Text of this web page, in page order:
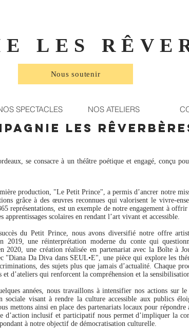
LES
Nous soutenir
SPECTACLES NOS ATELIERS
LES
se consacre à un théâtre poétique et engagé, conçu
production, "Le Petit Prince", a permis d’ancrer notre
grâce à des œuvres reconnues qui valorisent le vivre-
représentations, est un exemple de notre engagement à
apprentissages scolaires en rendant l’art vivant et accessible.
du Petit Prince, nous avons diversifié notre offre
2019, une réinterprétation moderne du conte qui
2020, une création réalisée en partenariat avec la Boîte à
"Diana Da Diva dans SEUL•E", une pièce qui explore les
des sujets plus que jamais d’actualité. Chaque
et d’ateliers qui renforcent la compréhension et la
années, nous travaillons à intensifier nos actions sur
sociale visant à rendre la culture accessible aux publics
mettons ainsi en place des partenariats locaux pour
d’action inclusif et participatif nous permet d’impliquer la
à notre objectif de démocratisation culturelle.